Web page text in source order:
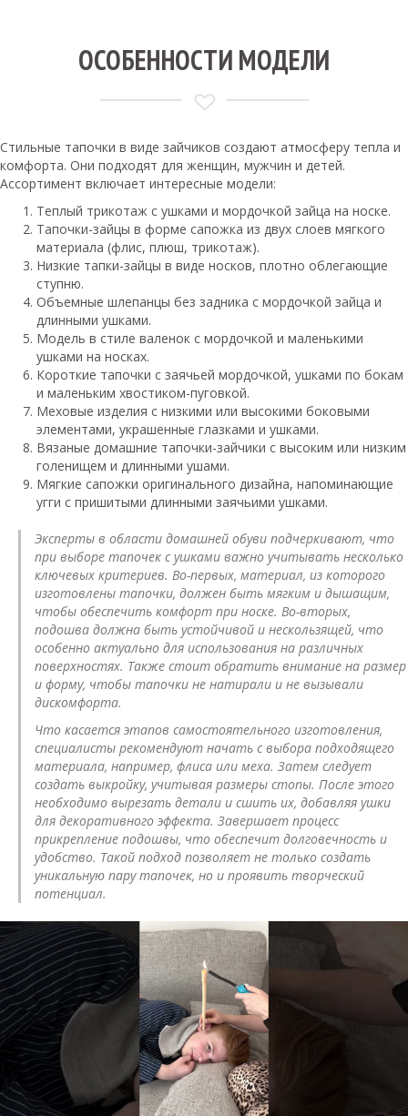
ОСОБЕННОСТИ МОДЕЛИ
Стильные тапочки в виде зайчиков создают атмосферу тепла и
комфорта. Они подходят для женщин, мужчин и детей.
Ассортимент включает интересные модели:
Теплый трикотаж с ушками и мордочкой зайца на носке.
Тапочки-зайцы в форме сапожка из двух слоев мягкого
материала (флис, плюш, трикотаж).
Низкие тапки-зайцы в виде носков, плотно облегающие
ступню.
Объемные шлепанцы без задника с мордочкой зайца и
длинными ушками.
Модель в стиле валенок с мордочкой и маленькими
ушками на носках.
Короткие тапочки с заячьей мордочкой, ушками по бокам
и маленьким хвостиком-пуговкой.
Меховые изделия с низкими или высокими боковыми
элементами, украшенные глазками и ушками.
Вязаные домашние тапочки-зайчики с высоким или низким
голенищем и длинными ушами.
Мягкие сапожки оригинального дизайна, напоминающие
угги с пришитыми длинными заячьими ушками.
Эксперты в области домашней обуви подчеркивают, что
при выборе тапочек с ушками важно учитывать несколько
ключевых критериев. Во-первых, материал, из которого
изготовлены тапочки, должен быть мягким и дышащим,
чтобы обеспечить комфорт при носке. Во-вторых,
подошва должна быть устойчивой и нескользящей, что
особенно актуально для использования на различных
поверхностях. Также стоит обратить внимание на размер
и форму, чтобы тапочки не натирали и не вызывали
дискомфорта.
Что касается этапов самостоятельного изготовления,
специалисты рекомендуют начать с выбора подходящего
материала, например, флиса или меха. Затем следует
создать выкройку, учитывая размеры стопы. После этого
необходимо вырезать детали и сшить их, добавляя ушки
для декоративного эффекта. Завершает процесс
прикрепление подошвы, что обеспечит долговечность и
удобство. Такой подход позволяет не только создать
уникальную пару тапочек, но и проявить творческий
потенциал.